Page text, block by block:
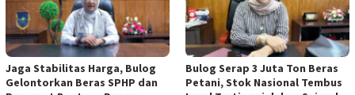
Jaga Stabilitas Harga, Bulog
Gelontorkan Beras SPHP dan
Bulog Serap 3 Juta Ton Beras
Petani, Stok Nasional Tembus